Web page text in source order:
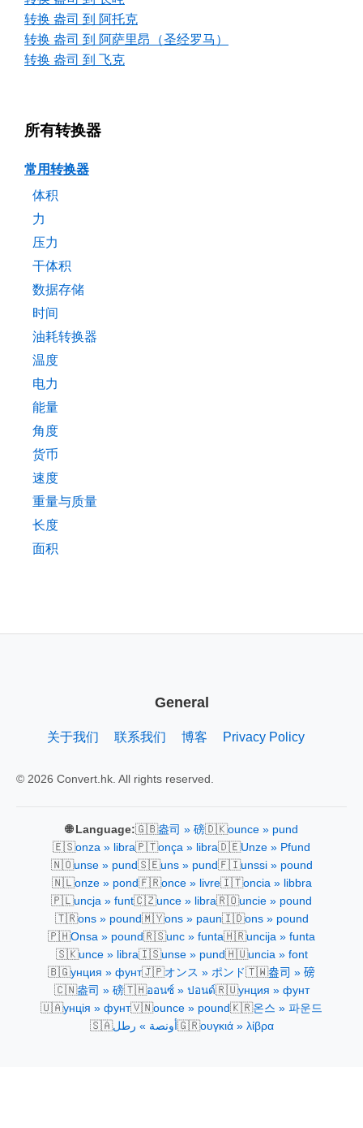
转换 盎司 到 阿托克
转换 盎司 到 阿萨里昂（圣经罗马）
转换 盎司 到 飞克
所有转换器
常用转换器
体积
力
压力
干体积
数据存储
时间
油耗转换器
温度
电力
能量
角度
货币
速度
重量与质量
长度
面积
General
关于我们 联系我们 博客 Privacy Policy
© 2026 Convert.hk. All rights reserved.
🌐 Language:🇬🇧盎司 » 磅🇩🇰ounce » pund
🇪🇸onza » libra🇵🇹onça » libra🇩🇪Unze » Pfund
🇳🇴unse » pund🇸🇪uns » pund🇫🇮unssi » pound
🇳🇱onze » pond🇫🇷once » livre🇮🇹oncia » libbra
🇵🇱uncja » funt🇨🇿unce » libra🇷🇴uncie » pound
🇹🇷ons » pound🇲🇾ons » paun🇮🇩ons » pound
🇵🇭Onsa » pound🇷🇸unc » funta🇭🇷uncija » funta
🇸🇰unce » libra🇮🇸unse » pund🇭🇺uncia » font
🇧🇬унция » фунт🇯🇵オンス » ポンド🇹🇼盎司 » 磅
🇨🇳盎司 » 磅🇹🇭ออนซ์ » ปอนด์🇷🇺унция » фунт
🇺🇦унція » фунт🇻🇳ounce » pound🇰🇷온스 » 파운드
🇸🇦أونصة » رطل 🇬🇷ουγκιά » λίβρα